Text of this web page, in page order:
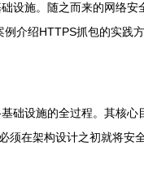
设施。随之而来的网络
介绍HTTPS抓包的实践方
础设施的全过程。其核
在架构设计之初就将安